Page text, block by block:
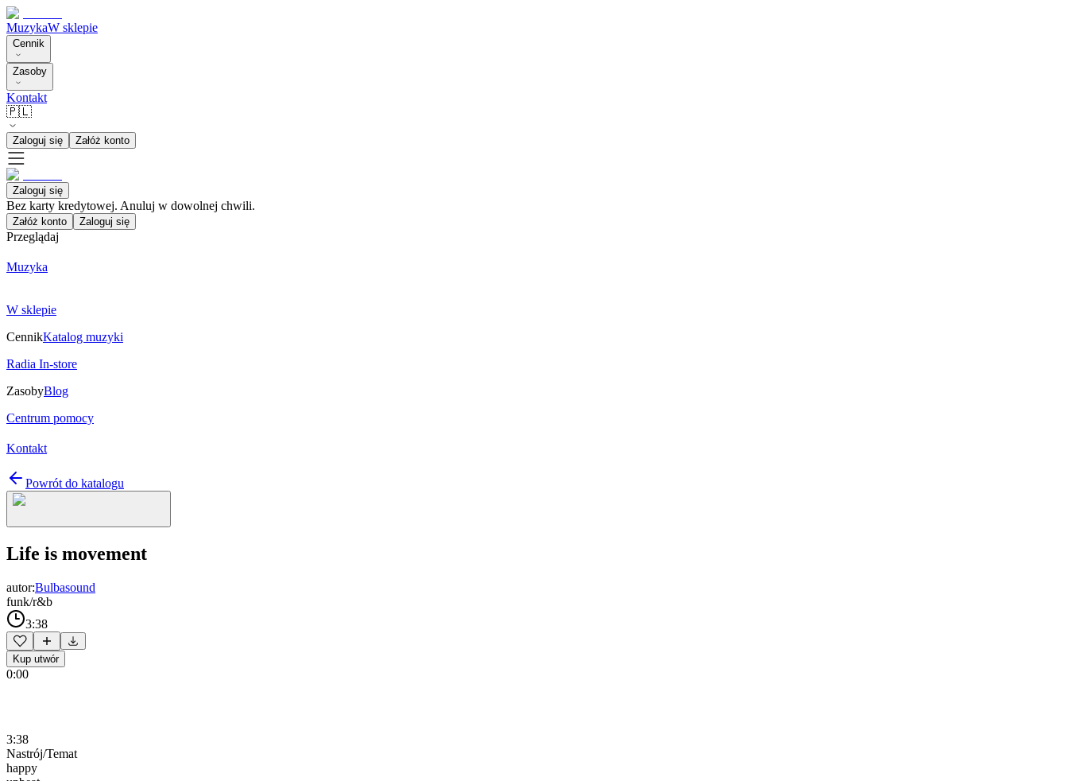
MuzykaW sklepie
Cennik
Zasoby
Kontakt
🇵🇱
Zaloguj się Załóż konto
Zaloguj się
Bez karty kredytowej. Anuluj w dowolnej chwili.
Załóż konto Zaloguj się
Przeglądaj
Muzyka
W sklepie
CennikKatalog muzyki
Radia In-store
ZasobyBlog
Centrum pomocy
Kontakt
Powrót do katalogu
Life is movement
autor:Bulbasound
funk/r&b
3:38
Kup utwór
0:00
3:38
Nastrój/Temat
happy